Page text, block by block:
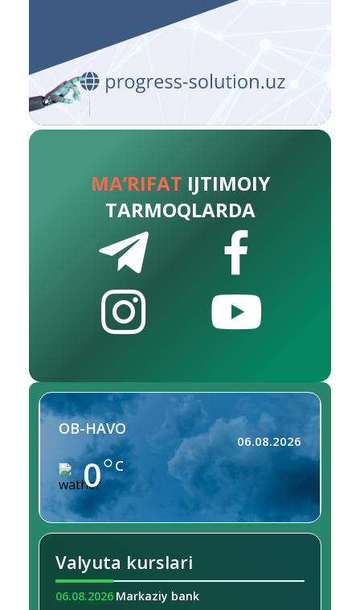
MA’RIFAT IJTIMOIY
TARMOQLARDA
OB-HAVO
0 C
06.08.2026
Valyuta kurslari
06.08.2026 Markaziy bank